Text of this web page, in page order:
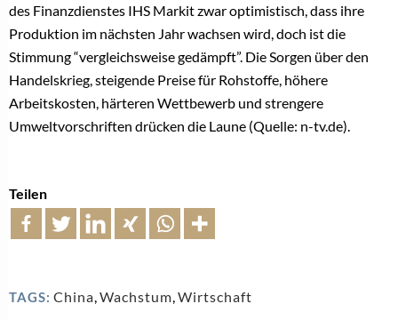
des Finanzdienstes IHS Markit zwar optimistisch, dass ihre
Produktion im nächsten Jahr wachsen wird, doch ist die
Stimmung “vergleichsweise gedämpft”. Die Sorgen über den
Handelskrieg, steigende Preise für Rohstoffe, höhere
Arbeitskosten, härteren Wettbewerb und strengere
Umweltvorschriften drücken die Laune (Quelle: n-tv.de).
Teilen
TAGS: China,Wachstum,Wirtschaft